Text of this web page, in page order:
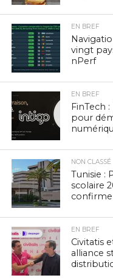
EN BREF
vingt
nPerf
EN BREF
FinTech
pour
NON CLASSÉ
Tunisie :
scolaire
confirme
EN BREF
Civitatis
alliance